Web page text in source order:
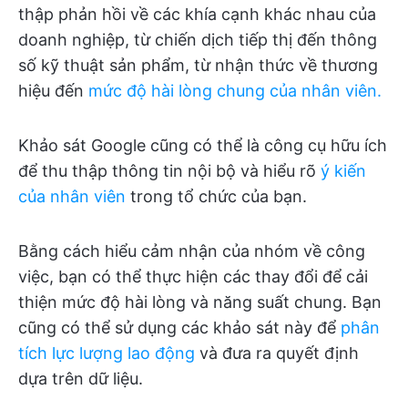
thập phản hồi về các khía cạnh khác nhau của
doanh nghiệp, từ chiến dịch tiếp thị đến thông
số kỹ thuật sản phẩm, từ nhận thức về thương
hiệu đến mức độ hài lòng chung của nhân viên.
Khảo sát Google cũng có thể là công cụ hữu ích
để thu thập thông tin nội bộ và hiểu rõ ý kiến
của nhân viên trong tổ chức của bạn.
Bằng cách hiểu cảm nhận của nhóm về công
việc, bạn có thể thực hiện các thay đổi để cải
thiện mức độ hài lòng và năng suất chung. Bạn
cũng có thể sử dụng các khảo sát này để phân
tích lực lượng lao động và đưa ra quyết định
dựa trên dữ liệu.